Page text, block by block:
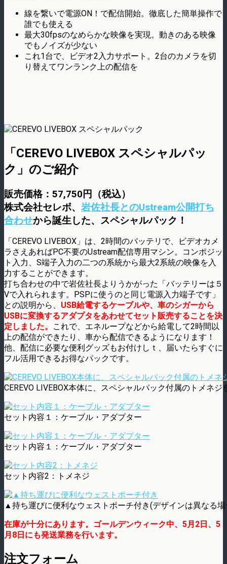
線を繋いで電源ON！で配信開始。徹底した簡単操作で
誰でも使える
最大30fpsのなめらかな映像を実現。動きのある映像
でもノイズが少ない
これ1台で、ビデオ2入力サポート。2台のカメラを切
り替えてワンランク上の配信を
「CEREVO LIVEBOX スペシャルパッ
ク」のご紹介
販売価格：57,750円（税込）
株式会社セレボ、 岩佐社長とのUstream公開打ち
合わせから誕生した、スペシャルパック！
「CEREVO LIVEBOX」は、2時間のバッテリで、ビデオカメ
ラさえあればPC不要のUstream配信専用マシン。コンポジッ
ト入力、S端子入力の二つの系統から最大2系統の映像を入
力することができます。
打ち合わせの中で岩佐社長よりうかがった「バッテリーは５
Vで入れられます。PSPに使うのと同じ電源入力端子です」
との説明から、 USB給電するケーブルや、車のシガーから
USBに変換するアダプタをあわせてセット販売することを決
定しました。
これで、エネループなどから給電して2時間以
上の配信ができたり、車から配信できるようになります！
他、配信に必要な便利グッズもお付けしｔ、届いたらすぐに
フル活用できるお得なパックです。
CEREVO LIVEBOX本体に、スペシャルパック付属のトメネジ
セット内容１：ケーブル・アダプター
セット内容１：ケーブル・アダプター
セット内容2：トメネジ
▲持ち運びに便利なウェストポーチ付き(デザインは異なる
在庫が十分にあります。ゴールデンウィーク中、5月2日、5
月8日にも発送業務を行います。
注文フォーム